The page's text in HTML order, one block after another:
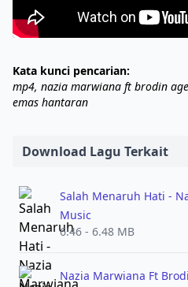
Kata kunci pencarian:
mp4, nazia marwiana ft brodin
emas hantaran
Download Lagu Terkait
Salah Menaruh Hati -
Music
6:46 - 6.48 MB
Nazia Marwiana Ft